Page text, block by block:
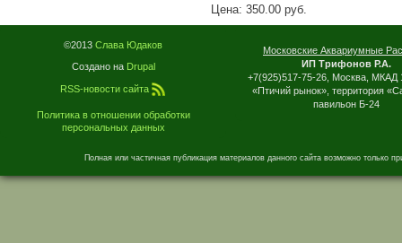
Цена:350.00 руб.
©2013 Слава Юдаков
Создано на Drupal
RSS-новости сайта
Политика в отношении обработки
персональных данных
Московские Аквариумные
ИП Трифонов Р.А.
+7(925)517-75-26, Москва, МКАД
«Птичий рынок», территория
павильон Б-24
Полная или частичная публикация материалов данного сайта возможно только